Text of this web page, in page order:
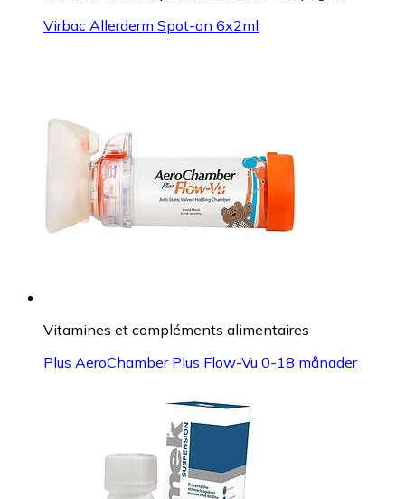
Virbac Allerderm Spot-on 6x2ml
Vitamines et compléments alimentaires
Plus AeroChamber Plus Flow-Vu 0-18 månader